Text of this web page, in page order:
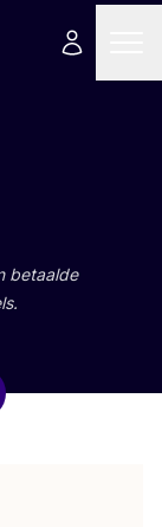
betaal­de